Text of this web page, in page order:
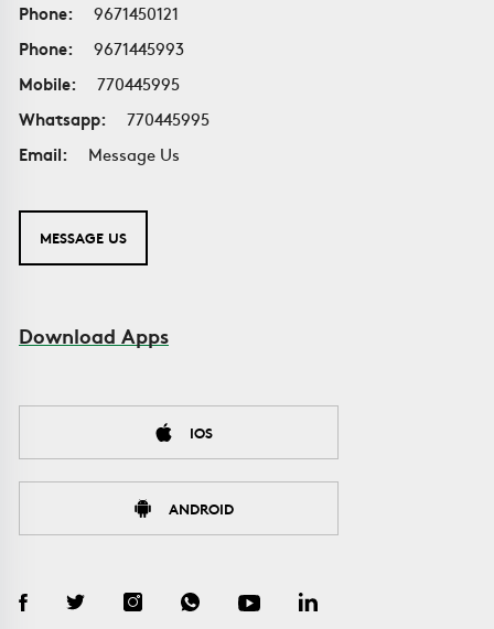
Phone:
9671450121
Phone:
9671445993
Mobile:
770445995
Whatsapp:
770445995
Email:
Message Us
MESSAGE US
Download Apps
IOS
ANDROID